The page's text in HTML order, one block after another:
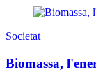
Societat
Biomassa,